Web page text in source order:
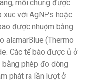
mỗi chủng được
xúc với AgNPs hoặc
được nhuộm bằng
alamarBlue (Thermo
Các tế bào được ủ ở
bằng phép đo dòng
phát ra lần lượt ở